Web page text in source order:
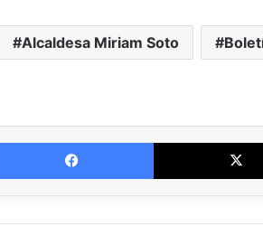
Alcaldesa Miriam Soto
Facebook